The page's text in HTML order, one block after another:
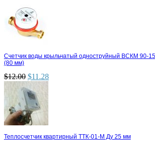
Счетчик воды крыльчатый одноструйный ВСКМ 90-
(80 мм)
$12.00 $11.28
Теплосчетчик квартирный ТТК-01-М Ду 25 мм